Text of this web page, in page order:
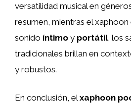
versatilidad musical en
resumen, mientras el xaphoon
sonido íntimo y portátil, los
tradicionales brillan en
y robustos.
En conclusión, elxaphoon